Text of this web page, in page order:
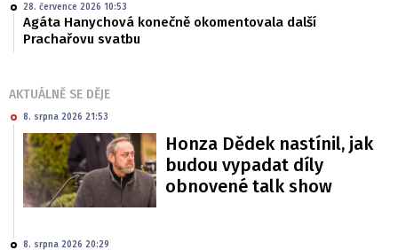
28. července 2026 10:53
Agáta Hanychová konečně okomentovala další
Prachařovu svatbu
AKTUÁLNĚ SE DĚJE
8. srpna 2026 21:53
Honza Dědek nastínil, jak
budou vypadat díly
obnovené talk show
8. srpna 2026 20:29